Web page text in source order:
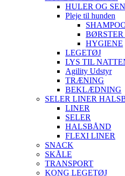
HULER OG
Pleje til hunden
HYGIENE
LEGETØJ
LYS TIL
Agility Udstyr
TRÆNING
BEKLÆDNING
SELER LINER
LINER
SELER
HALSBÅND
FLEXI LINER
SNACK
SKÅLE
TRANSPORT
KONG LEGETØJ